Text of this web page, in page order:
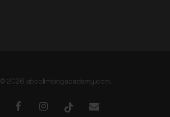
© 2026 abcclimbingacademy.com.
facebookinstagramtiktok email